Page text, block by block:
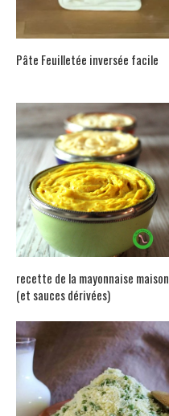
Pâte Feuilletée inversée facile
recette de la mayonnaise maison
(et sauces dérivées)